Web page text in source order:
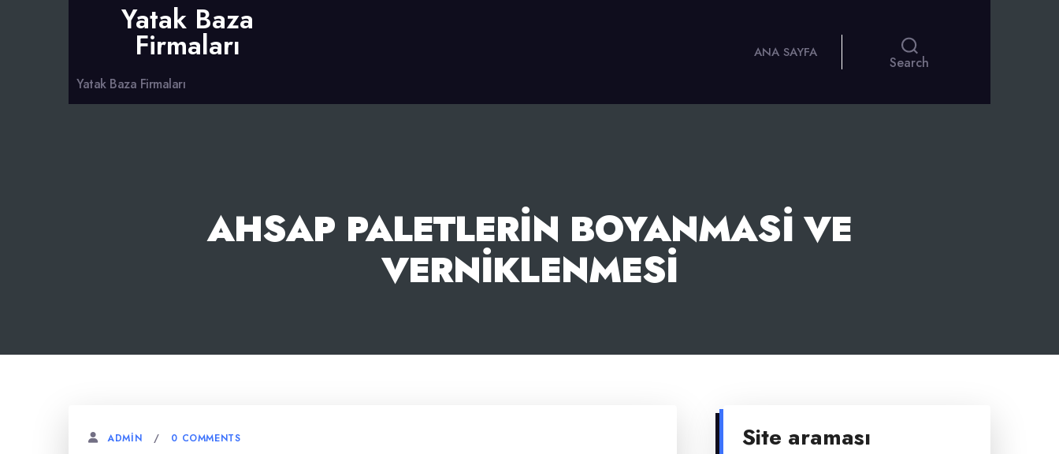
Yatak Baza
Firmaları
Yatak Baza Firmaları
ANA SAYFA
Search
AHSAP PALETLERIN BOYANMASI VE
VERNIKLENMESI
ADMIN 0 COMMENTS Site araması